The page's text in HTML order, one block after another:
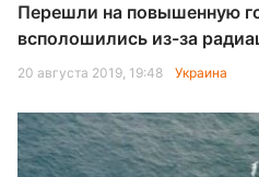
Перешли на повышенную
всполошились из-за
20 августа 2019, 19:48 Украина